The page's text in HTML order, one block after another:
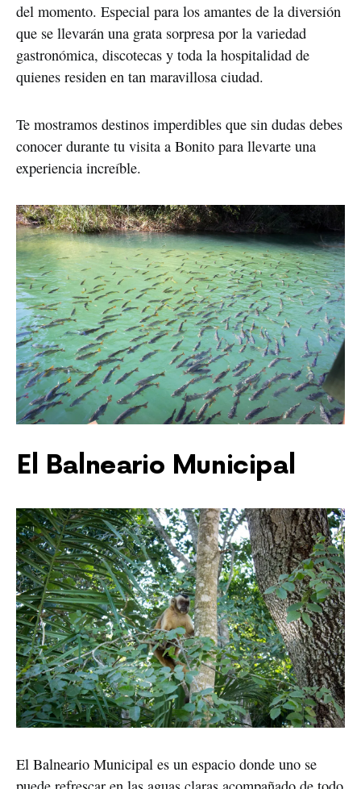
del momento. Especial para los amantes de la diversión
que se llevarán una grata sorpresa por la variedad
gastronómica, discotecas y toda la hospitalidad de
quienes residen en tan maravillosa ciudad.
Te mostramos destinos imperdibles que sin dudas debes
conocer durante tu visita a Bonito para llevarte una
experiencia increíble.
El Balneario Municipal
El Balneario Municipal es un espacio donde uno se